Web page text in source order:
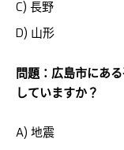
C) 長野
D) 山形
問題：広島市にあ
していますか？
A) 地震